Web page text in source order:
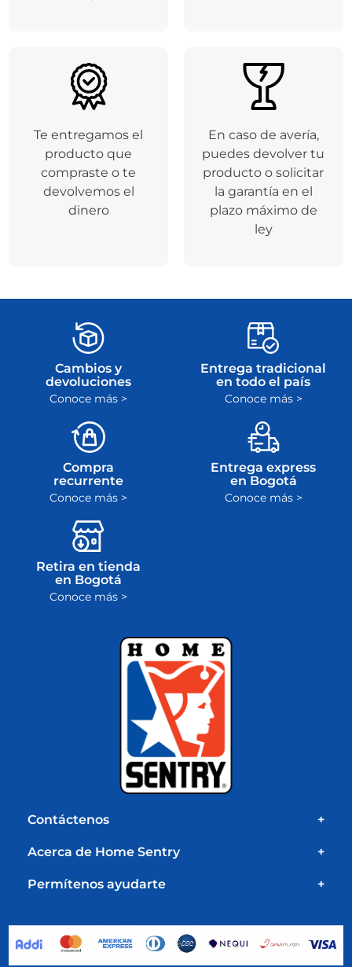
Te entregamos el
producto que
compraste o te
devolvemos el
dinero
En caso de avería,
puedes devolver tu
producto o solicitar
la garantía en el
plazo máximo de
ley
Cambios y
devoluciones
Conoce más >
Entrega tradicional
en todo el país
Conoce más >
Compra
recurrente
Conoce más >
Entrega express
en Bogotá
Conoce más >
Retira en tienda
en Bogotá
Conoce más >
Contáctenos +
Acerca de Home Sentry +
Permítenos ayudarte +